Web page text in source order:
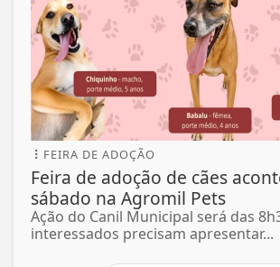
FEIRA DE ADOÇÃO
Feira de adoção de cães
sábado na Agromil Pets
Ação do Canil Municipal será das
interessados precisam apresentar...